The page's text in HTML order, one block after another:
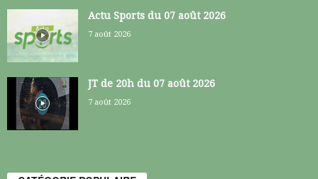
Actu Sports du 07 août 2026
7 août 2026
JT de 20h du 07 août 2026
7 août 2026